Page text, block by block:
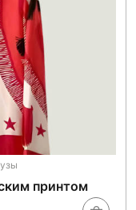
принтом